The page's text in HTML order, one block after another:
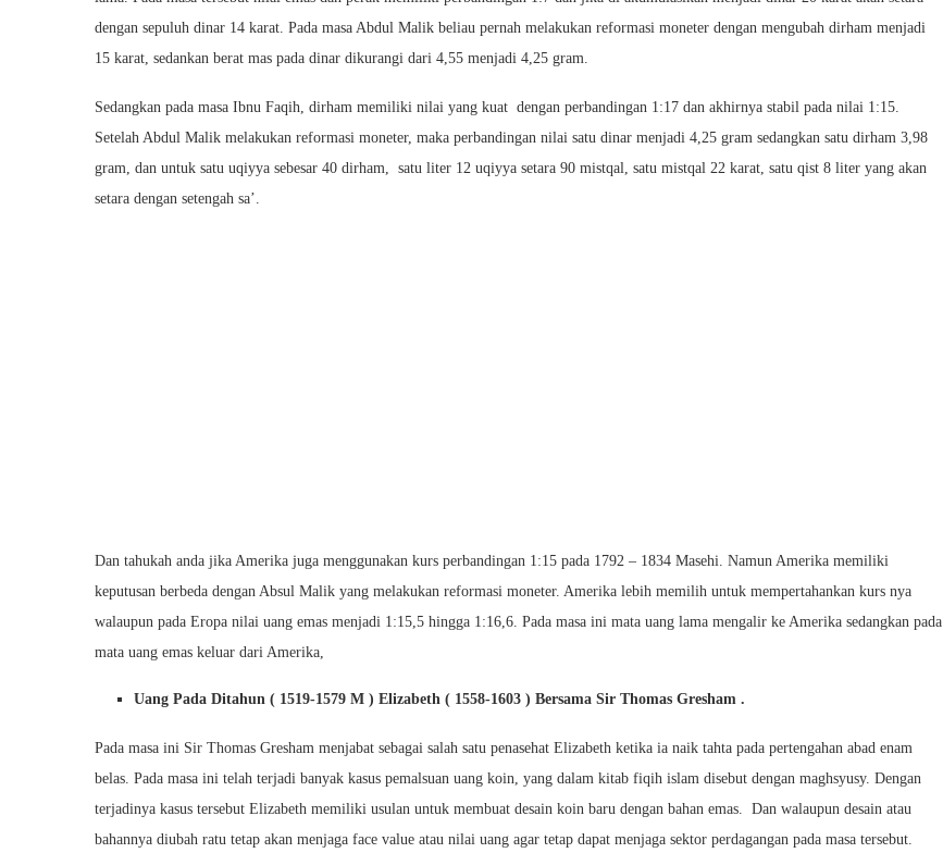
dengan sepuluh dinar 14 karat. Pada masa Abdul Malik beliau pernah melakukan reformasi moneter dengan mengubah dirham menjadi
15 karat, sedankan berat mas pada dinar dikurangi dari 4,55 menjadi 4,25 gram.
Sedangkan pada masa Ibnu Faqih, dirham memiliki nilai yang kuat dengan perbandingan 1:17 dan akhirnya stabil pada nilai 1:15.
Setelah Abdul Malik melakukan reformasi moneter, maka perbandingan nilai satu dinar menjadi 4,25 gram sedangkan satu dirham 3,98
gram, dan untuk satu uqiyya sebesar 40 dirham, satu liter 12 uqiyya setara 90 mistqal, satu mistqal 22 karat, satu qist 8 liter yang akan
setara dengan setengah sa’.
Dan tahukah anda jika Amerika juga menggunakan kurs perbandingan 1:15 pada 1792 – 1834 Masehi. Namun Amerika memiliki
keputusan berbeda dengan Absul Malik yang melakukan reformasi moneter. Amerika lebih memilih untuk mempertahankan kurs nya
walaupun pada Eropa nilai uang emas menjadi 1:15,5 hingga 1:16,6. Pada masa ini mata uang lama mengalir ke Amerika sedangkan pada
mata uang emas keluar dari Amerika,
Uang Pada Ditahun ( 1519-1579 M ) Elizabeth ( 1558-1603 ) Bersama Sir Thomas Gresham .
Pada masa ini Sir Thomas Gresham menjabat sebagai salah satu penasehat Elizabeth ketika ia naik tahta pada pertengahan abad enam
belas. Pada masa ini telah terjadi banyak kasus pemalsuan uang koin, yang dalam kitab fiqih islam disebut dengan maghsyusy. Dengan
terjadinya kasus tersebut Elizabeth memiliki usulan untuk membuat desain koin baru dengan bahan emas. Dan walaupun desain atau
bahannya diubah ratu tetap akan menjaga face value atau nilai uang agar tetap dapat menjaga sektor perdagangan pada masa tersebut.